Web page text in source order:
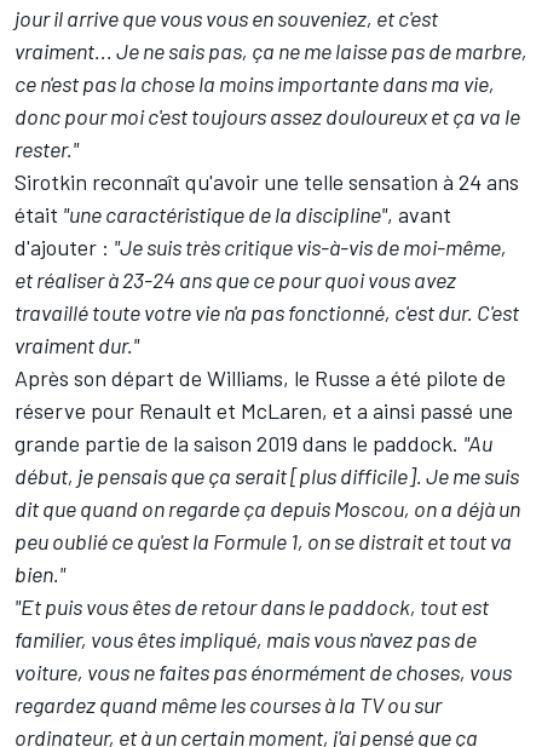
jour il arrive que vous vous en souveniez, et c'est
vraiment... Je ne sais pas, ça ne me laisse pas de marbre,
ce n'est pas la chose la moins importante dans ma vie,
donc pour moi c'est toujours assez douloureux et ça va le
rester."
Sirotkin reconnaît qu'avoir une telle sensation à 24 ans
était "une caractéristique de la discipline", avant
d'ajouter : "Je suis très critique vis-à-vis de moi-même,
et réaliser à 23-24 ans que ce pour quoi vous avez
travaillé toute votre vie n'a pas fonctionné, c'est dur. C'est
vraiment dur."
Après son départ de Williams, le Russe a été pilote de
réserve pour Renault et McLaren, et a ainsi passé une
grande partie de la saison 2019 dans le paddock. "Au
début, je pensais que ça serait [plus difficile]. Je me suis
dit que quand on regarde ça depuis Moscou, on a déjà un
peu oublié ce qu'est la Formule 1, on se distrait et tout va
bien."
"Et puis vous êtes de retour dans le paddock, tout est
familier, vous êtes impliqué, mais vous n'avez pas de
voiture, vous ne faites pas énormément de choses, vous
regardez quand même les courses à la TV ou sur
ordinateur, et à un certain moment, j'ai pensé que ça